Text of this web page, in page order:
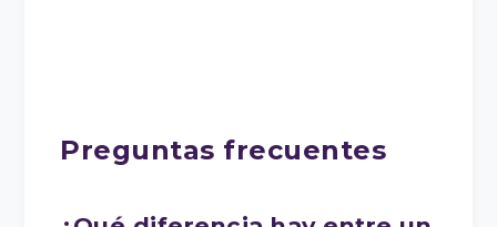
Preguntas frecuentes